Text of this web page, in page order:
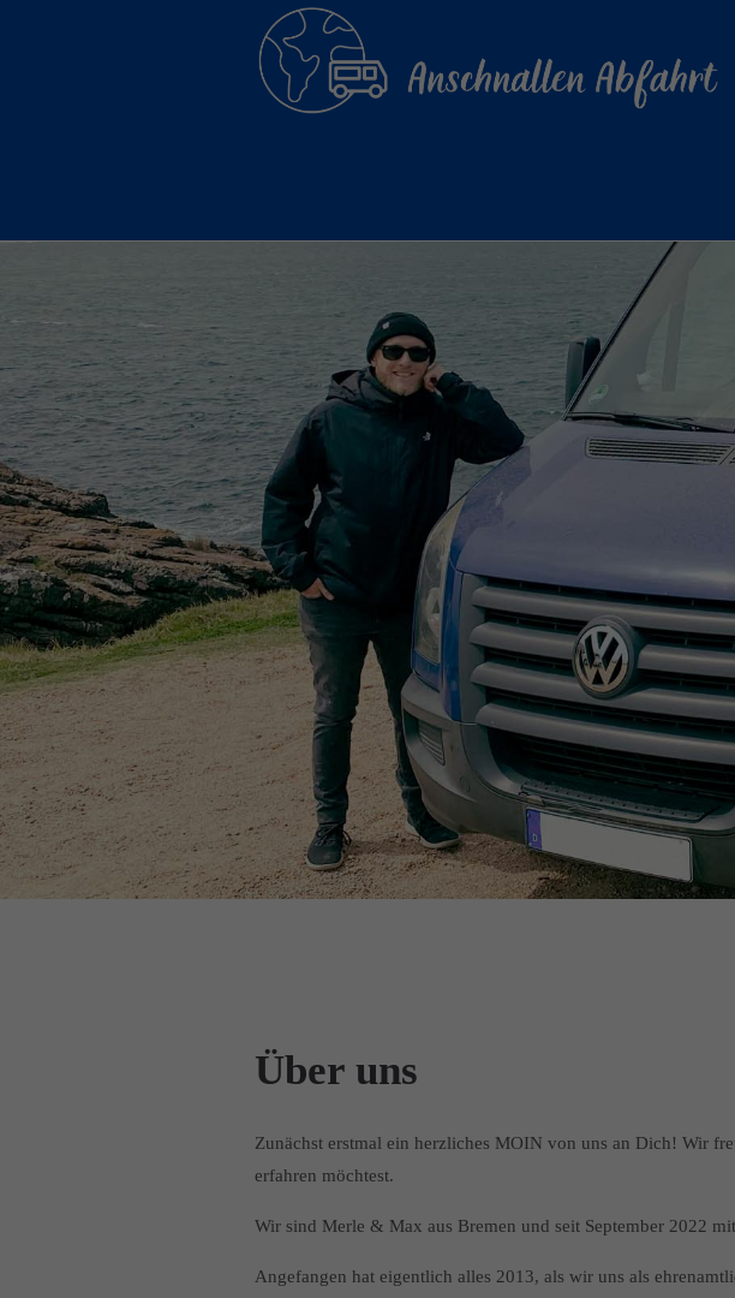
Der Eintrag "offcanvas-col1"
existiert leider nicht.
Der Eintrag "offcanvas-col2"
existiert leider nicht.
Über uns
Zunächst erstmal ein herzliches MOIN von uns an Dich! Wir
erfahren möchtest.
Wir sind Merle & Max aus Bremen und seit September 2022
Angefangen hat eigentlich alles 2013, als wir uns als